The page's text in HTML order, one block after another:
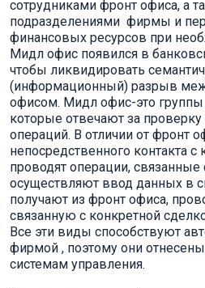
сотрудниками фронт офиса, а
подразделениями фирмы и
финансовых ресурсов при
Мидл офис появился в
чтобы ликвидировать
(информационный) разрыв
офисом. Мидл офис-это группы
которые отвечают за проверку
операций. В отличии от фронт
непосредственного контакта
проводят операции,
осуществляют ввод данных в
получают из фронт офиса,
связанную с конкретной
Все эти виды способствуют
фирмой , поэтому они
системам управления.